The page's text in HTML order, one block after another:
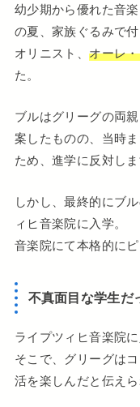
幼少期から優れた音
の夏、家族ぐるみで
オリニスト、オーレ
た。
ブルはグリーグの両
案したものの、当時
ため、進学に反対しま
しかし、最終的にブ
ィヒ音楽院に入学。
音楽院にて本格的に
不真面目な学生だ
ライプツィヒ音楽院
そこで、グリーグは
活を楽しんだと伝えら